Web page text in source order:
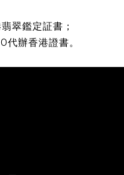
翠鑑定証書；
辦香港證書。